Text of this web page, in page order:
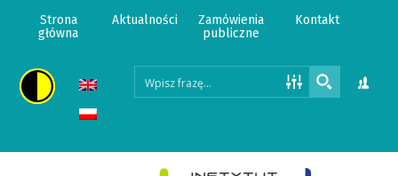
Strona
główna
Aktualności
Zamówienia
publiczne
Kontakt